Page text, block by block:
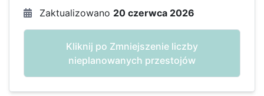
Zaktualizowano 20 czerwca 2026
Kliknij po Zmniejszenie liczby
nieplanowanych przestojów